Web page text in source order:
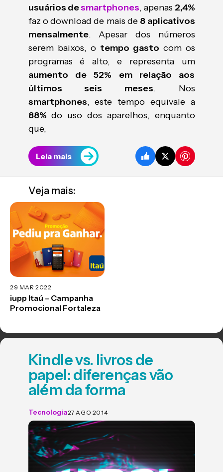
usuários desmartphones, apenas 2,4%
faz o download de mais de 8 aplicativos
mensalmente. Apesar dos números
serem baixos, o tempo gasto com os
programas é alto, e representa um
aumento de 52% em relação aos
últimos seis meses. Nos
smartphones, este tempo equivale a
88% do uso dos aparelhos, enquanto
que,
Leia mais
Veja mais:
29 MAR 2022
iupp Itaú – Campanha
Promocional Fortaleza
Kindle vs. livros de
papel: diferenças vão
além da forma
Tecnologia27 AGO 2014